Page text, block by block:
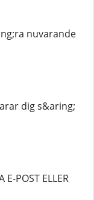
nuvarande
dig s&aring;
POST ELLER